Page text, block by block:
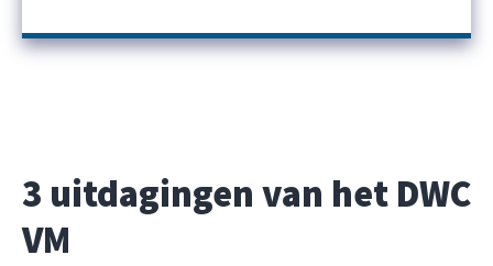
3 uitdagingen van het DWC
VM